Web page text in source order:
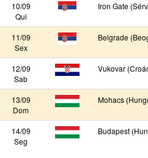
10/09
Qui
Iron Gate
11/09
Sex
Belgrade
12/09
Sab
Vukovar
13/09
Dom
Mohacs
14/09
Seg
Budapest